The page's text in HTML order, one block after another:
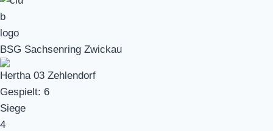
BSG Sachsenring Zwickau
Hertha 03 Zehlendorf
Gespielt: 6
Siege
4